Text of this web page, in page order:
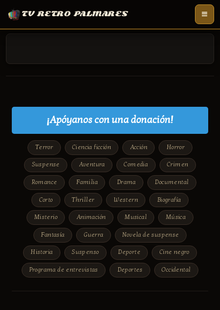
TV RETRO PALMARES
¡Apóyanos con una donación!
Terror Ciencia ficción Acción Horror
Suspense Aventura Comedia Crimen
Romance Familia Drama Documental
Corto Thriller Western Biografía
Misterio Animación Musical Música
Fantasía Guerra Novela de suspense
Historia Suspenso Deporte Cine negro
Programa de entrevistas Deportes Occidental